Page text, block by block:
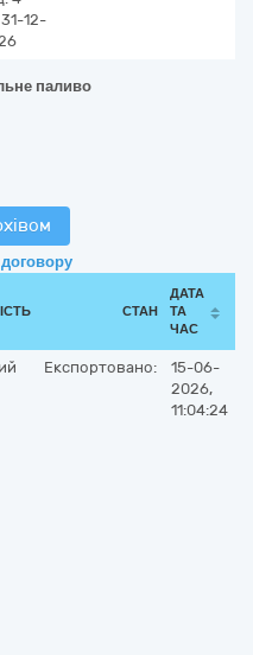
12-
паливо
СТАН
ДАТА
ТА
ЧАС
Експортовано:
15-06-
2026,
11:04:24